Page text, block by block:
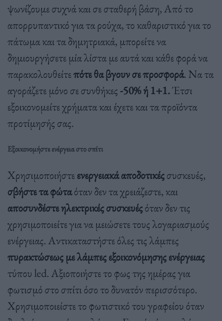
ψωνίζουμε συχνά και σε σταθερή βάση, Από το
απορρυπαντικό για τα ρούχα, το καθαριστικό για το
πάτωμα και τα δημητριακά, μπορείτε να
δημιουργήσετε μία λίστα με αυτά και κάθε φορά να
παρακολουθείτεπότε θα βγουν σε προσφορά. Να τα
αγοράζετε μόνο σε συνθήκες -50% ή 1+1.Έτσι
εξοικονομείτε χρήματα και έχετε και τα προϊόντα
προτίμησής σας.
Εξοικονομήστε ενέργεια στο σπίτι
Χρησιμοποιήστεενεργειακά αποδοτικέςσυσκευές,
σβήστε τα φώταόταν δεν τα χρειάζεστε, και
αποσυνδέστε ηλεκτρικές συσκευέςόταν δεν τις
χρησιμοποιείτε για να μειώσετε τους λογαριασμούς
ενέργειας. Αντικαταστήστε όλες τις λάμπες
πυρακτώσεως με λάμπες εξοικονόμησης ενέργειας
τύπου led. Αξιοποιήστε το φως της ημέρας για
φωτισμό στο σπίτι όσο το δυνατόν περισσότερο.
Χρησιμοποιείστε το φωτιστικό του γραφείου όταν